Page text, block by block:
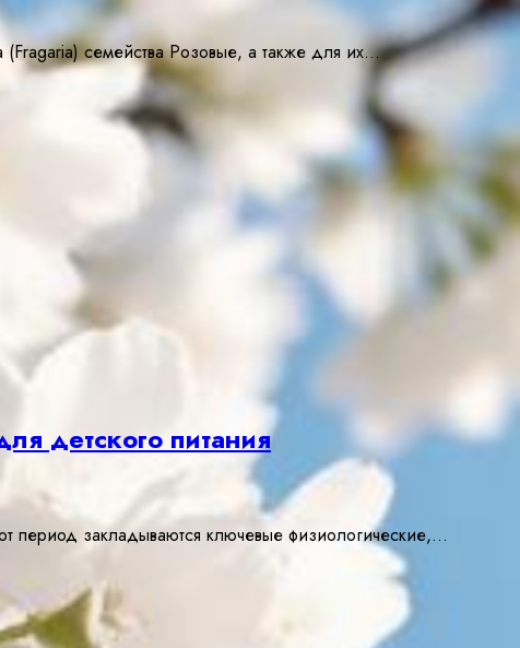
семейства Розовые, а также для их…
детского питания
период закладываются ключевые физиологические,…